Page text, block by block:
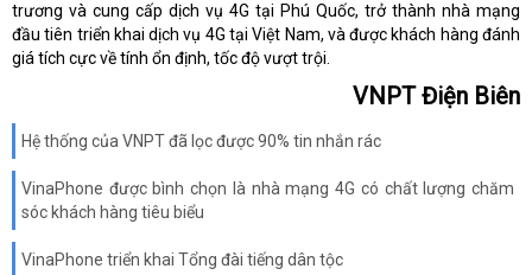
trương và cung cấp dịch vụ 4G tại Phú Quốc, trở thành nhà mạng
đầu tiên triển khai dịch vụ 4G tại Việt Nam, và được khách hàng đánh
giá tích cực về tính ổn định, tốc độ vượt trội.
VNPT Điện Biên
Hệ thống của VNPT đã lọc được 90% tin nhắn rác
VinaPhone được bình chọn là nhà mạng 4G có chất lượng chăm
sóc khách hàng tiêu biểu
VinaPhone triển khai Tổng đài tiếng dân tộc